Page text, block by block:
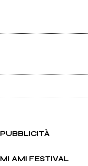
PUBBLICITÀ
MI AMI FESTIVAL